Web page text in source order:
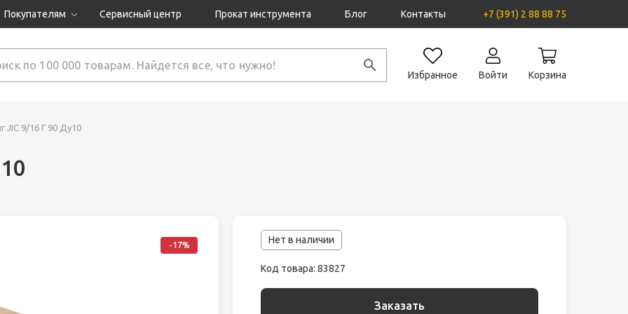
Покупателям
Как оформить заказ?
Сервисный центр Прокат инструмента Блог Контакты +7 (391) 2 88 88 75
Избранное Войти Корзина
JIC 9/16 Г 90 Ду10
-17% Нет в наличии
Код товара: 83827
Заказать